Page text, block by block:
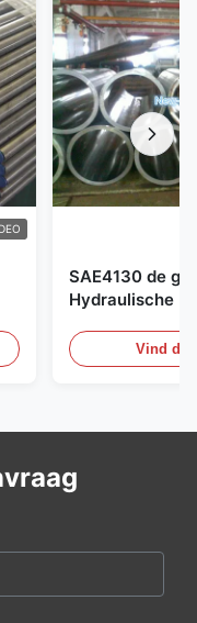
SAE4130 de
Hydraulische
Vind de